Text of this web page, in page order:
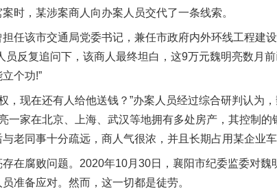
时，某涉案商人向办案人员交代了一条线索。
该市交通局党委书记，兼任市政府内外环线工程建设
员反复追问下，该商人最终坦白，这9万元魏明亮数月
个功!”
现在还有人给他送钱？”办案人员经过综合研判认为
一家在北京、上海、武汉等地拥有多处房产，其控制
老同事十分疏远，商人气很浓，并且长期占用某企业车
腐败问题。2020年10月30日，襄阳市纪委监委对魏
准备应对。然而，这一切都是徒劳。